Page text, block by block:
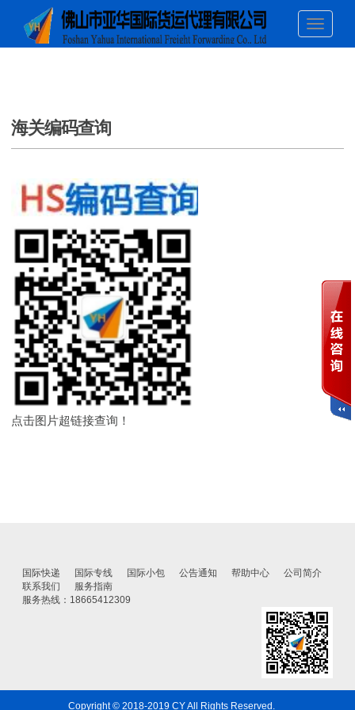
海关编码查询
点击图片超链接查询！
国际快递 国际专线 国际小包 公告通知 帮助中心
公司简介
联系我们
服务指南
服务热线：18665412309
Copyright © 2018-2019 CY All Rights Reserved.